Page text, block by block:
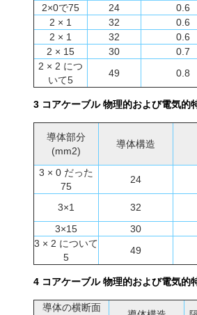
2×0で75
24 0.6
2 × 1
32 0.6
2 × 1
32 0.6
2 × 15
30 0.7
2 × 2 につ
いて5
49 0.8
3 コアケーブル 物理的および電気的
導体部分
(mm2)
導体構造
3 × 0 だった
75
24
3×1 32
3×15
30
3 × 2 について
5
49
4 コアケーブル 物理的および電気的
導体の横断面